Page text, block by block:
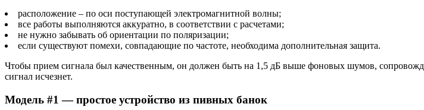
расположение – по оси поступающей электромагнитной волны;
все работы выполняются аккуратно, в соответствии с расчетами;
не нужно забывать об ориентации по поляризации;
если существуют помехи, совпадающие по частоте, необходима дополнительная защита.
Чтобы прием сигнала был качественным, он должен быть на 1,5 дБ выше фоновых шумов,
сигнал исчезнет.
Модель #1 — простое устройство из пивных банок